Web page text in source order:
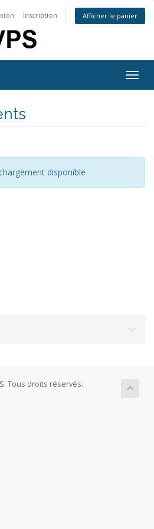
Inscription Afficher le panier
disponible
Tous droits réservés.